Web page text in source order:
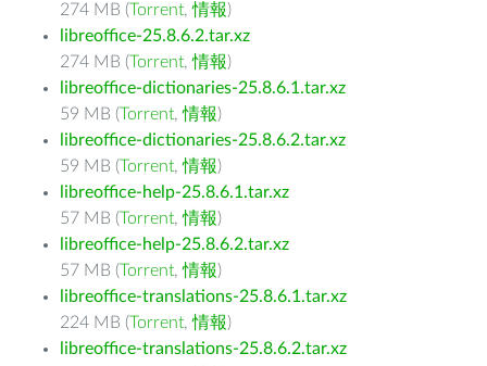
274 MB (Torrent,情報)
libreoffice-25.8.6.2.tar.xz
274 MB (Torrent,情報)
libreoffice-dictionaries-25.8.6.1.tar.xz
59 MB (Torrent,情報)
libreoffice-dictionaries-25.8.6.2.tar.xz
59 MB (Torrent,情報)
libreoffice-help-25.8.6.1.tar.xz
57 MB (Torrent,情報)
libreoffice-help-25.8.6.2.tar.xz
57 MB (Torrent,情報)
libreoffice-translations-25.8.6.1.tar.xz
224 MB (Torrent,情報)
libreoffice-translations-25.8.6.2.tar.xz